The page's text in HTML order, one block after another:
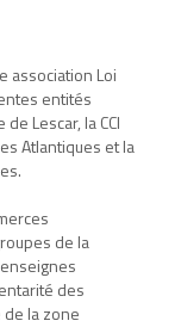
association Loi
entités
Lescar, la CCI
Atlantiques et la
de la
des
la zone